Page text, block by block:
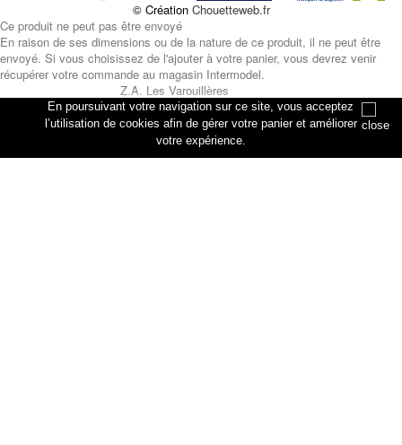
En poursuivant votre navigation sur ce site, vous acceptez
l’utilisation de cookies afin de gérer votre panier et améliorer
votre expérience.
© Création Chouetteweb.fr
Ce produit ne peut pas être envoyé
En raison de ses dimensions ou de la nature de ce produit, il ne peut être
envoyé. Si vous choisissez de l'ajouter à votre panier, vous devrez venir
récupérer votre commande au magasin Intermodel.
Z.A. Les Varouillères
rue des artisans
76330 Petiville
Ajouter au panier